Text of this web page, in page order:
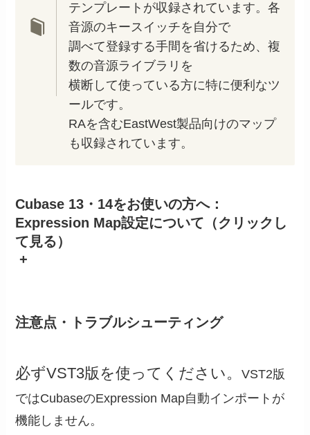
テンプレートが収録されています。各
音源のキースイッチを自分で
調べて登録する手間を省けるため、複
数の音源ライブラリを
横断して使っている方に特に便利なツ
ールです。
RAを含むEastWest製品向けのマップ
も収録されています。
Cubase 13・14をお使いの方へ：
Expression Map設定について（クリックし
て見る）
+
注意点・トラブルシューティング
必ずVST3版を使ってください。VST2版
ではCubaseのExpression Map自動インポートが
機能しません。